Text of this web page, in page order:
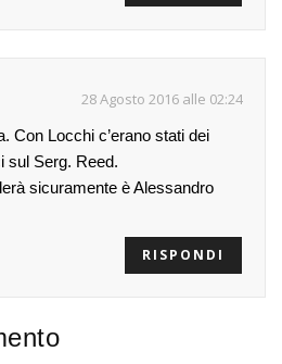
28 Agosto 2016 alle 02:24
Con Locchi c’erano stati dei
sul Serg. Reed.
sicuramente è Alessandro
RISPONDI